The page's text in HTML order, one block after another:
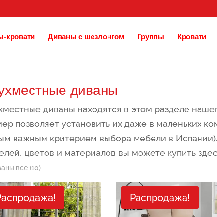
кровати Диваны с шезлонгом Группы Кровати
диваны
диваны находятся в этом разделе
позволяет установить их даже в маленьких
важным критерием выбора мебели в
цветов и материалов вы можете купить
все (10)Сортировка:
самые
недавние
Распродажа!